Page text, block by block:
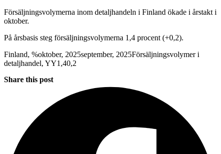
Försäljningsvolymerna inom detaljhandeln i Finland ökade i årstakt i
oktober.
På årsbasis steg försäljningsvolymerna 1,4 procent (+0,2).
Finland, %oktober, 2025september, 2025Försäljningsvolymer i
detaljhandel, YY1,40,2
Share this post